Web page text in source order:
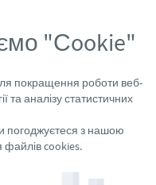
"Сookie"
покращення роботи веб-
та аналізу статистичних
погоджуєтеся з нашою
файлів cookies.